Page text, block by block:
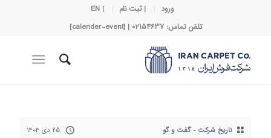
ورود | ثبت نام
| EN
تلفن تماس: 02154637 | [calender-event]
تاریخ شرکت-گفت و گو ۲۵ دی ۱۴۰۴